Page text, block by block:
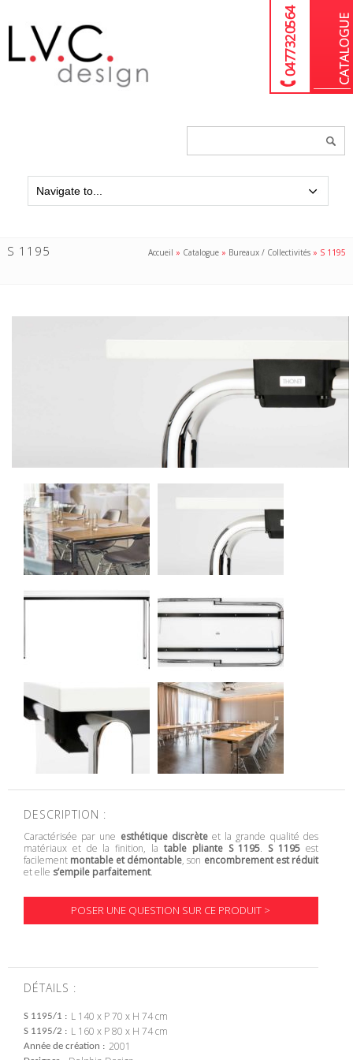
04 77 32 05 64
S 1195 Accueil » Catalogue » Bureaux / Collectivités » S 1195
DESCRIPTION :
Caractérisée par une esthétique discrèteet la grande qualité des
matériaux et de la finition, la table pliante S 1195. S 1195est
facilement montable et démontable, son encombrement est réduit
et elle s’empile parfaitement.
POSER UNE QUESTION SUR CE PRODUIT >
DÉTAILS :
S 1195/1 L 140 x P 70 x H 74 cm
S 1195/2 L 160 x P 80 x H 74 cm
Année de création 2001